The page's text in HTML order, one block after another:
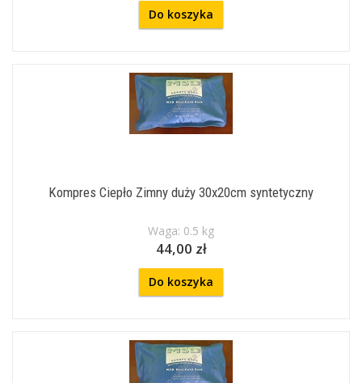
Do koszyka
Kompres Ciepło Zimny duży 30x20cm syntetyczny
Waga: 0.5 kg
44,00 zł
Do koszyka